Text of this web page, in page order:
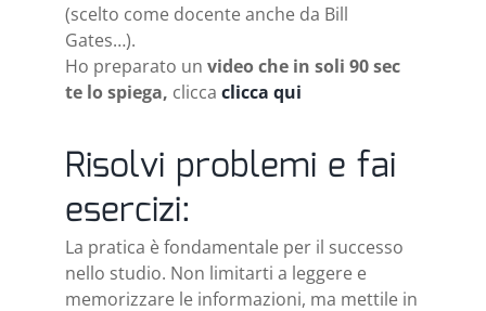
(scelto come docente anche da Bill
Gates…).
Ho preparato un video che in soli 90 sec
te lo spiega, clicca clicca qui
Risolvi problemi e fai
esercizi:
La pratica è fondamentale per il successo
nello studio. Non limitarti a leggere e
memorizzare le informazioni, ma mettile in